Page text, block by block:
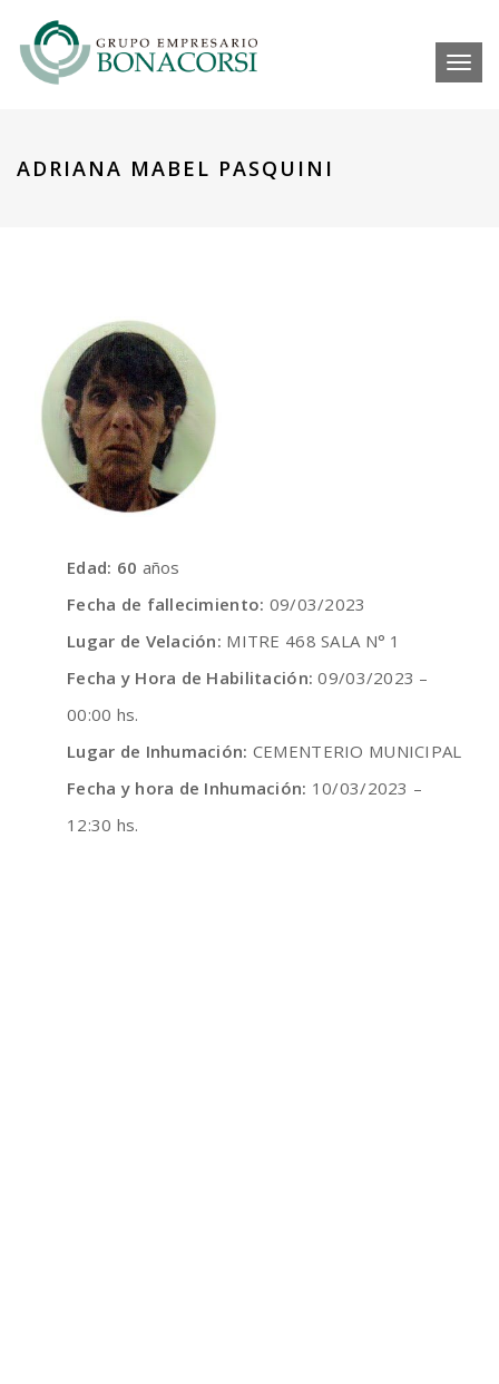
ADRIANA MABEL PASQUINI
Edad: 60 años
Fecha de fallecimiento: 09/03/2023
Lugar de Velación: MITRE 468 SALA N° 1
Fecha y Hora de Habilitación: 09/03/2023 –
00:00 hs.
Lugar de Inhumación: CEMENTERIO MUNICIPAL
Fecha y hora de Inhumación: 10/03/2023 –
12:30 hs.